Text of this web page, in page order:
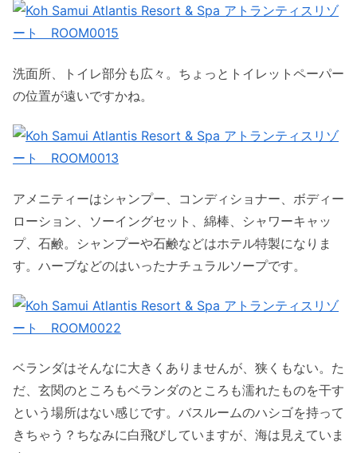
洗面所、トイレ部分も広々。ちょっとトイレットペーパー
の位置が遠いですかね。
アメニティーはシャンプー、コンディショナー、ボディー
ローション、ソーイングセット、綿棒、シャワーキャッ
プ、石鹸。シャンプーや石鹸などはホテル特製になりま
す。ハーブなどのはいったナチュラルソープです。
ベランダはそんなに大きくありませんが、狭くもない。た
だ、玄関のところもベランダのところも濡れたものを干す
という場所はない感じです。バスルームのハシゴを持って
きちゃう？ちなみに白飛びしていますが、海は見えていま